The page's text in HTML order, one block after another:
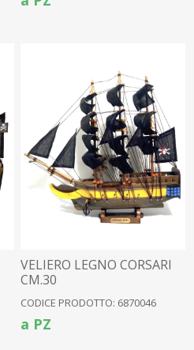
VELIERO LEGNO CORSARI
CM.30
CODICE PRODOTTO: 6870046
a PZ